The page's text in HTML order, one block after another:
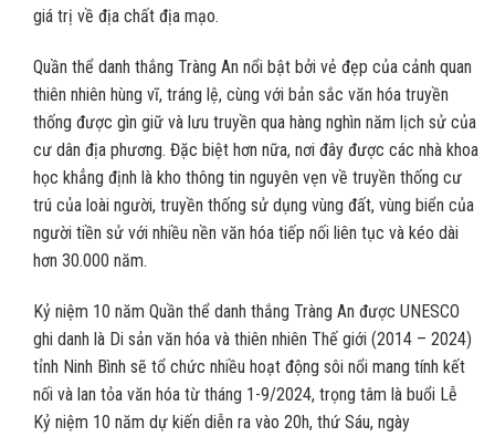
giá trị về địa chất địa mạo.
Quần thể danh thắng Tràng An nổi bật bởi vẻ đẹp của cảnh quan
thiên nhiên hùng vĩ, tráng lệ, cùng với bản sắc văn hóa truyền
thống được gìn giữ và lưu truyền qua hàng nghìn năm lịch sử của
cư dân địa phương. Đặc biệt hơn nữa, nơi đây được các nhà khoa
học khẳng định là kho thông tin nguyên vẹn về truyền thống cư
trú của loài người, truyền thống sử dụng vùng đất, vùng biển của
người tiền sử với nhiều nền văn hóa tiếp nối liên tục và kéo dài
hơn 30.000 năm.
Kỷ niệm 10 năm Quần thể danh thắng Tràng An được UNESCO
ghi danh là Di sản văn hóa và thiên nhiên Thế giới (2014 – 2024)
tỉnh Ninh Bình sẽ tổ chức nhiều hoạt động sôi nổi mang tính kết
nối và lan tỏa văn hóa từ tháng 1-9/2024, trọng tâm là buổi Lễ
Kỷ niệm 10 năm dự kiến diễn ra vào 20h, thứ Sáu, ngày